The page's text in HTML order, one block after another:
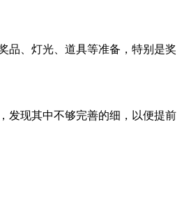
品、灯光、道具等准备，特别是奖
发现其中不够完善的细，以便提前